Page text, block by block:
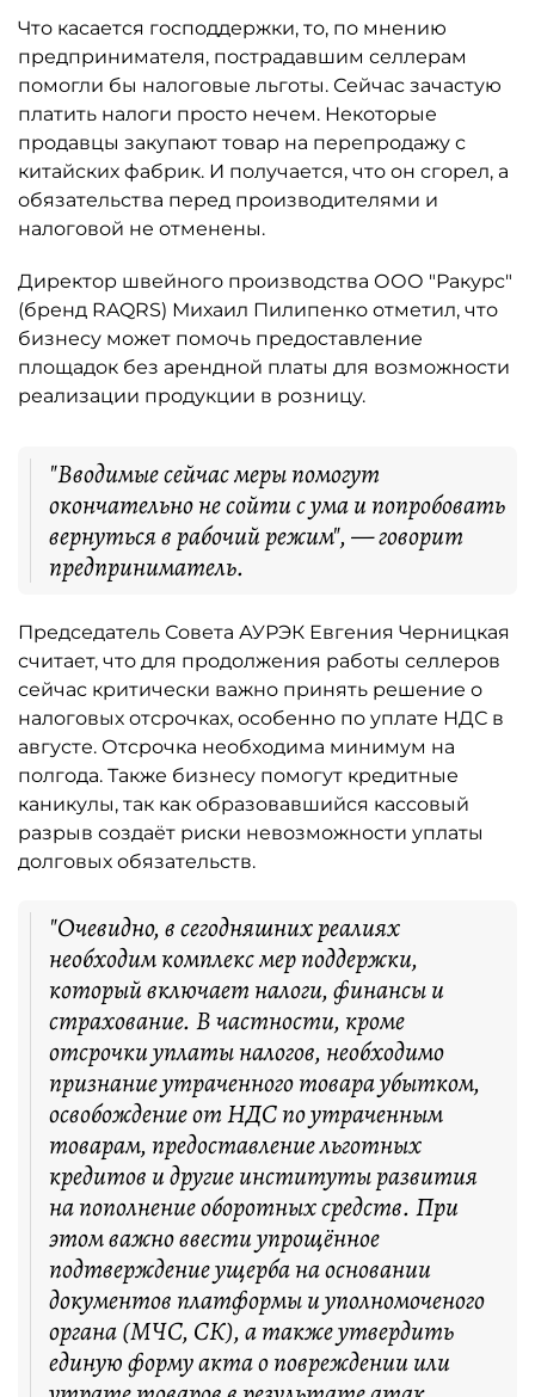
Что касается господдержки, то, по мнению
предпринимателя, пострадавшим селлерам
помогли бы налоговые льготы. Сейчас зачастую
платить налоги просто нечем. Некоторые
продавцы закупают товар на перепродажу с
китайских фабрик. И получается, что он сгорел, а
обязательства перед производителями и
налоговой не отменены.
Директор швейного производства ООО "Ракурс"
(бренд RAQRS) Михаил Пилипенко отметил, что
бизнесу может помочь предоставление
площадок без арендной платы для возможности
реализации продукции в розницу.
"Вводимые сейчас меры помогут
окончательно не сойти с ума и попробовать
вернуться в рабочий режим", — говорит
предприниматель.
Председатель Совета АУРЭК Евгения Черницкая
считает, что для продолжения работы селлеров
сейчас критически важно принять решение о
налоговых отсрочках, особенно по уплате НДС в
августе. Отсрочка необходима минимум на
полгода. Также бизнесу помогут кредитные
каникулы, так как образовавшийся кассовый
разрыв создаёт риски невозможности уплаты
долговых обязательств.
"Очевидно, в сегодняшних реалиях
необходим комплекс мер поддержки,
который включает налоги, финансы и
страхование. В частности, кроме
отсрочки уплаты налогов, необходимо
признание утраченного товара убытком,
освобождение от НДС по утраченным
товарам, предоставление льготных
кредитов и другие институты развития
на пополнение оборотных средств. При
этом важно ввести упрощённое
подтверждение ущерба на основании
документов платформы и уполномоченого
органа (МЧС, СК), а также утвердить
единую форму акта о повреждении или